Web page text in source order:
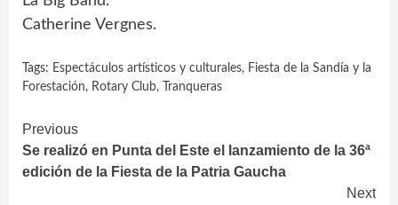
Catherine Vergnes.
Tags: Espectáculos artísticos y culturales, Fiesta de la Sandía y la
Forestación, Rotary Club, Tranqueras
Continue
Reading
Previous
Se realizó en Punta del Este el lanzamiento de la 36ª
edición de la Fiesta de la Patria Gaucha
Next